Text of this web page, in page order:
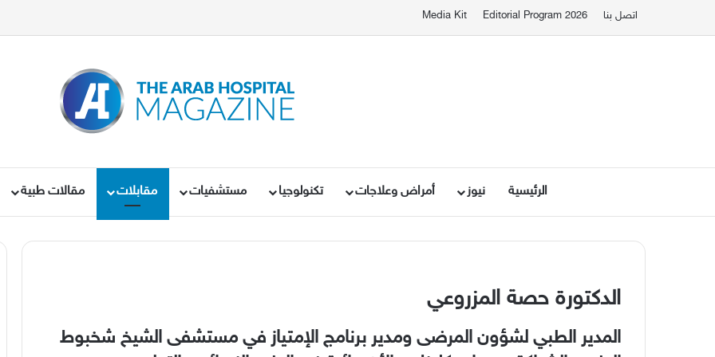
اتصل بنا Editorial Program 2026
Media Kit
الرئيسية نيوز أمراض وعلاجات تكنولوجيا مستشفيات مقابلات مقالات طبية
الدكتورة حصة المزروعي
المدير الطبي لشؤون المرضى ومدير برنامج الإمتياز في مستشفى الشيخ شخبوط